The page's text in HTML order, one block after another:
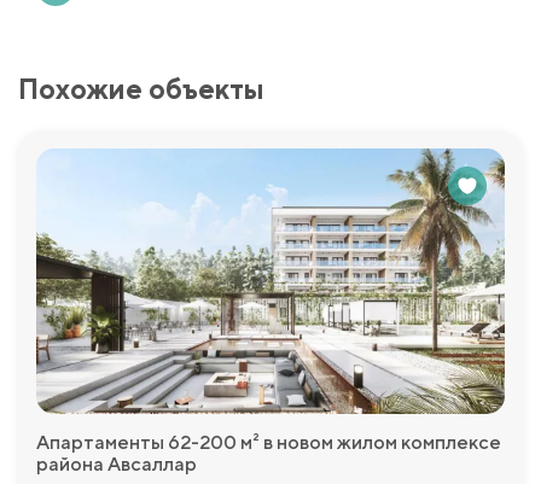
Похожие объекты
Апартаменты 62-200 м² в новом жилом комплексе
района Авсаллар